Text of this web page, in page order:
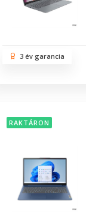
3 év garancia
RAKTÁRON